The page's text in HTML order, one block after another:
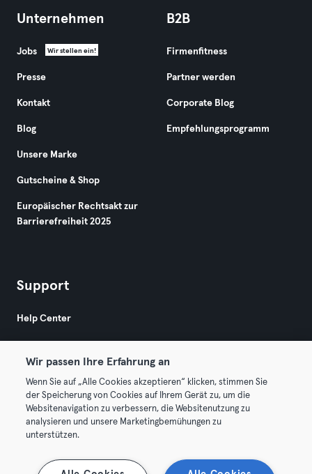
Unternehmen
Jobs Wir stellen ein!
Presse
Kontakt
Blog
Unsere Marke
Gutscheine & Shop
Europäischer Rechtsakt zur
Barrierefreiheit 2025
B2B
Firmenfitness
Partner werden
Corporate Blog
Empfehlungsprogramm
Support
Help Center
© 2026 Urban Sports Group GmbH. All rights reserved.
AGB Datenschutz
Vertrag hier kündigen Hier Verträge widerrufen
Wir passen Ihre Erfahrung an
Wenn Sie auf „Alle Cookies akzeptieren“ klicken, stimmen Sie
der Speicherung von Cookies auf Ihrem Gerät zu, um die
Websitenavigation zu verbessern, die Websitenutzung zu
analysieren und unsere Marketingbemühungen zu
unterstützen.